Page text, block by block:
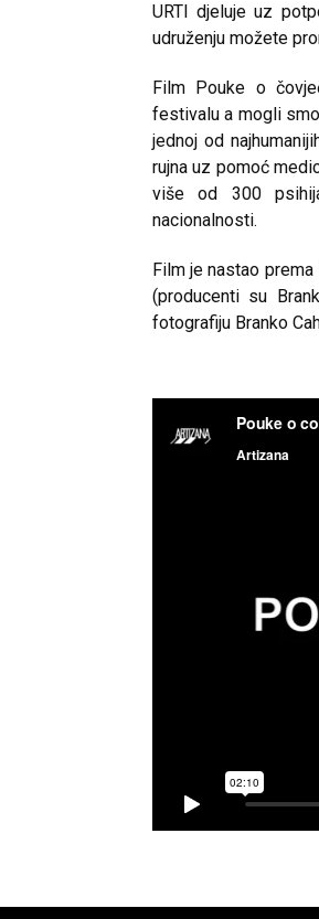
URTI djeluje uz
udruženju možete
Film Pouke o
festivalu a mogli
jednoj od
rujna uz pomoć
više od 300
nacionalnosti.
Film je nastao
(producenti su
fotografiju Branko